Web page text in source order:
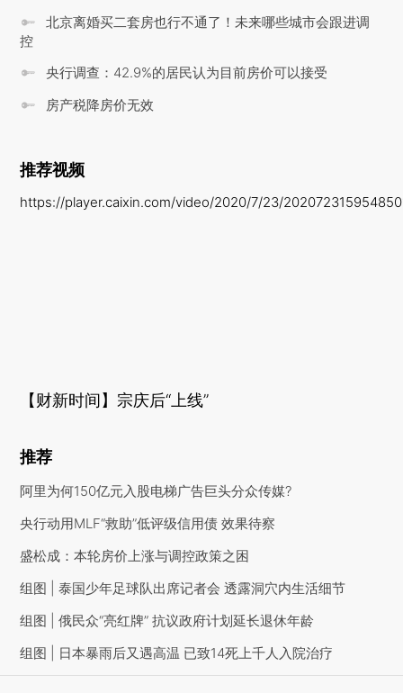
北京离婚买二套房也行不通了！未来哪些城市会跟进调
控
央行调查：42.9%的居民认为目前房价可以接受
房产税降房价无效
推荐视频
https://player.caixin.com/video/2020/7/23/
【财新时间】宗庆后“上线”
推荐
阿里为何150亿元入股电梯广告巨头分众传媒?
央行动用MLF“救助”低评级信用债 效果待察
盛松成：本轮房价上涨与调控政策之困
组图 | 泰国少年足球队出席记者会 透露洞穴内生活细节
组图 | 俄民众“亮红牌” 抗议政府计划延长退休年龄
组图 | 日本暴雨后又遇高温 已致14死上千人入院治疗